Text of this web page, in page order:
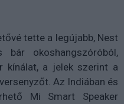
tette a legújabb, Nest
bár okoshangszóróból,
kínálat, a jelek szerint a
Az Indiában és
Mi Smart Speaker